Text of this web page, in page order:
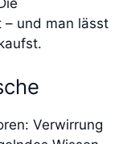
– und man lässt
Verwirrung